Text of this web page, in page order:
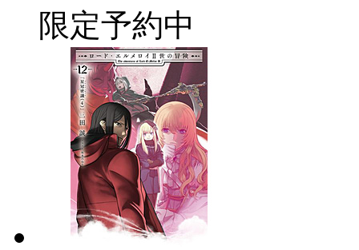
限定予約中